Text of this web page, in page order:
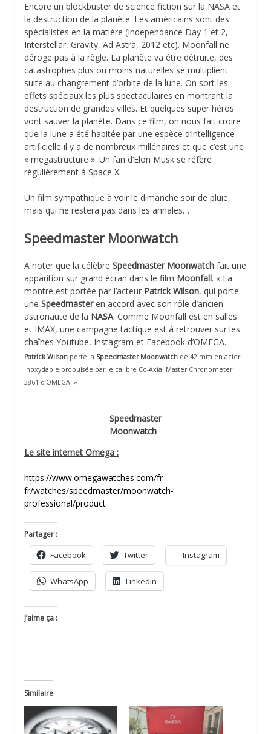
Encore un blockbuster de science fiction sur la NASA et
la destruction de la planète. Les américains sont des
spécialistes en la matière (Independance Day 1 et 2,
Interstellar, Gravity, Ad Astra, 2012 etc). Moonfall ne
déroge pas à la règle. La planète va être détruite, des
catastrophes plus ou moins naturelles se multiplient
suite au changrement d’orbite de la lune. On sort les
effets spéciaux les plus spectaculaires en montrant la
destruction de grandes villes. Et quelques super héros
vont sauver la planète. Dans ce film, on nous fait croire
que la lune a été habitée par une espèce d’intelligence
artificielle il y a de nombreux millénaires et que c’est une
« megastructure ». Un fan d’Elon Musk se réfère
régulièrement à Space X.
Un film sympathique à voir le dimanche soir de pluie,
mais qui ne restera pas dans les annales…
Speedmaster Moonwatch
A noter que la célèbre Speedmaster Moonwatch fait une
apparition sur grand écran dans le film Moonfall. « La
montre est portée par l’acteur Patrick Wilson, qui porte
une Speedmasteren accord avec son rôle d’ancien
astronaute de la NASA. Comme Moonfall est en salles
et IMAX, une campagne tactique est à retrouver sur les
chaînes Youtube, Instagram et Facebook d’OMEGA.
Patrick Wilson porte la Speedmaster Moonwatch de 42 mm en acier
inoxydable,propulsée par le calibre Co-Axial Master Chronometer
3861 d’OMEGA. »
Speedmaster
Moonwatch
Le site internet Omega :
https://www.omegawatches.com/fr-
fr/watches/speedmaster/moonwatch-
professional/product
Partager :
Facebook Twitter Instagram
WhatsApp LinkedIn
J’aime ça :
Similaire